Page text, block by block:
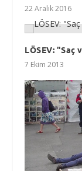
22 Aralık 2016
LÖSEV: "Saç
7 Ekim 2013